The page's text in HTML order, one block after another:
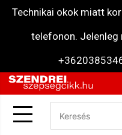
Technikai okok miatt
telefonon. Jelenleg